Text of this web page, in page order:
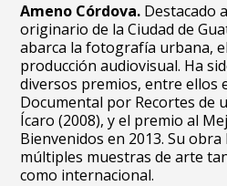
Ameno Córdova. Destacado
originario de la Ciudad de
abarca la fotografía urbana,
producción audiovisual. Ha
diversos premios, entre ellos
Documental por Recortes de
Ícaro (2008), y el premio al
Bienvenidos en 2013. Su
múltiples muestras de arte
como internacional.